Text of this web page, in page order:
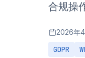
合规操
2026年
GDPR